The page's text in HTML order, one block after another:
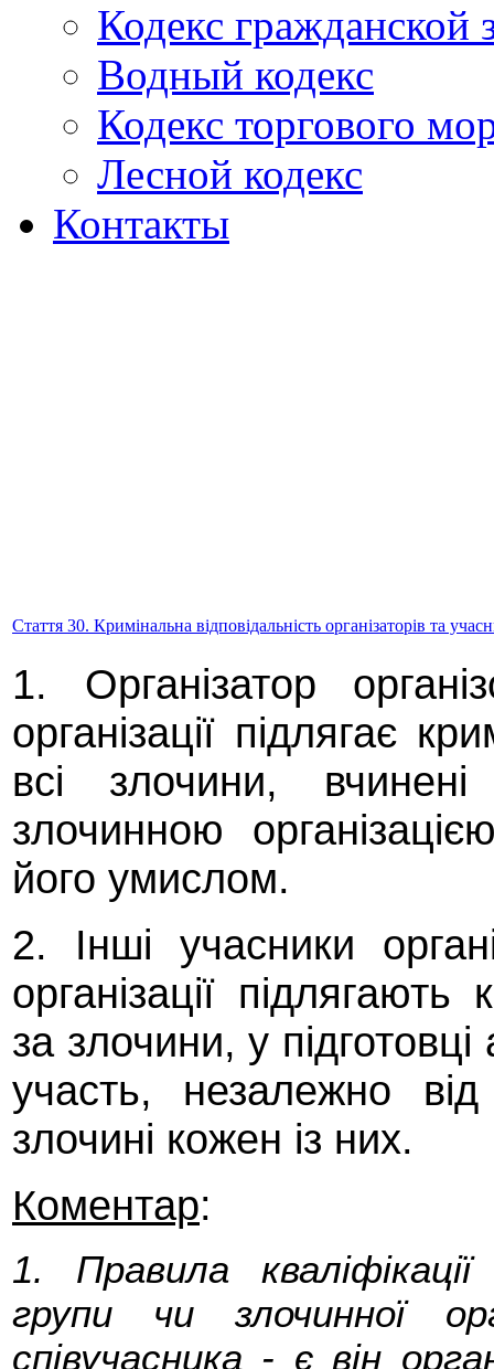
Кодекс гражданской
Водный кодекс
Кодекс торгового
Лесной кодекс
Контакты
Стаття 30. Кримінальна відповідальність організаторів та
1. Організатор
організації підлягає
всі злочини,
злочинною
його умислом.
2. Інші учасники
організації підлягають
за злочини, у
участь, незалежно
злочині кожен із них.
Коментар:
1. Правила кваліфікації
групи чи злочинної
співучасника - є він